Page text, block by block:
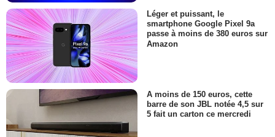
Léger et puissant, le
smartphone Google Pixel 9a
passe à moins de 380 euros sur
Amazon
A moins de 150 euros, cette
barre de son JBL notée 4,5 sur
5 fait un carton ce mercredi